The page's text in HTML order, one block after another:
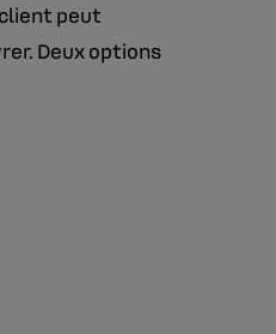
peut
Deux options